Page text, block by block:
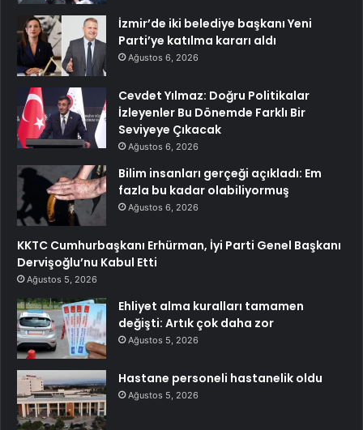
İzmir’de iki belediye başkanı Yeni
Parti’ye katılma kararı aldı
Ağustos 6, 2026
Cevdet Yılmaz: Doğru Politikalar
İzleyenler Bu Dönemde Farklı Bir
Seviyeye Çıkacak
Ağustos 6, 2026
Bilim insanları gerçeği açıkladı: Em
fazla bu kadar olabiliyormuş
Ağustos 6, 2026
KKTC Cumhurbaşkanı Erhürman, İyi Parti Genel Başkanı
Dervişoğlu’nu Kabul Etti
Ağustos 5, 2026
Ehliyet alma kuralları tamamen
değişti: Artık çok daha zor
Ağustos 5, 2026
Hastane personeli hastanelik oldu
Ağustos 5, 2026